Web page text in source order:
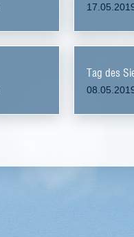
Tag des